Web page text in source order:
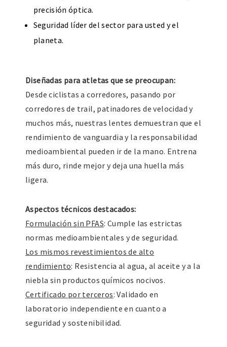
precisión óptica.
Seguridad líder del sector para usted y el
planeta.
Diseñadas para atletas que se preocupan:
Desde ciclistas a corredores, pasando por
corredores de trail, patinadores de velocidad y
muchos más, nuestras lentes demuestran que el
rendimiento de vanguardia y la responsabilidad
medioambiental pueden ir de la mano. Entrena
más duro, rinde mejor y deja una huella más
ligera.
Aspectos técnicos destacados:
Formulación sin PFAS: Cumple las estrictas
normas medioambientales y de seguridad.
Los mismos revestimientos de alto
rendimiento: Resistencia al agua, al aceite y a la
niebla sin productos químicos nocivos.
Certificado por terceros: Validado en
laboratorio independiente en cuanto a
seguridad y sostenibilidad.